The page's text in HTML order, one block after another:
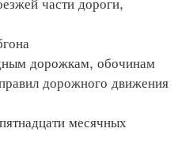
дорожкам, обочинам
дорожного движения
месячных